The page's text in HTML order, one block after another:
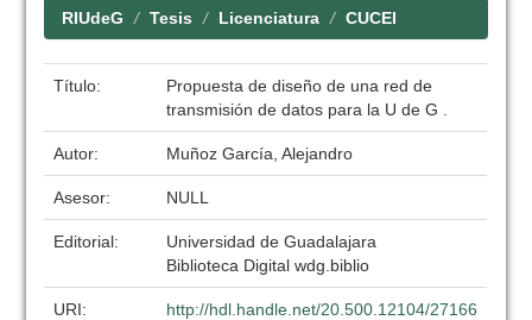
RIUdeG Tesis Licenciatura CUCEI
Título:
Propuesta de diseño de una red de
transmisión de datos para la U de G .
Autor: Muñoz García, Alejandro
Asesor: NULL
Editorial:
Universidad de Guadalajara
Biblioteca Digital wdg.biblio
URI:
http://hdl.handle.net/20.500.12104/27166